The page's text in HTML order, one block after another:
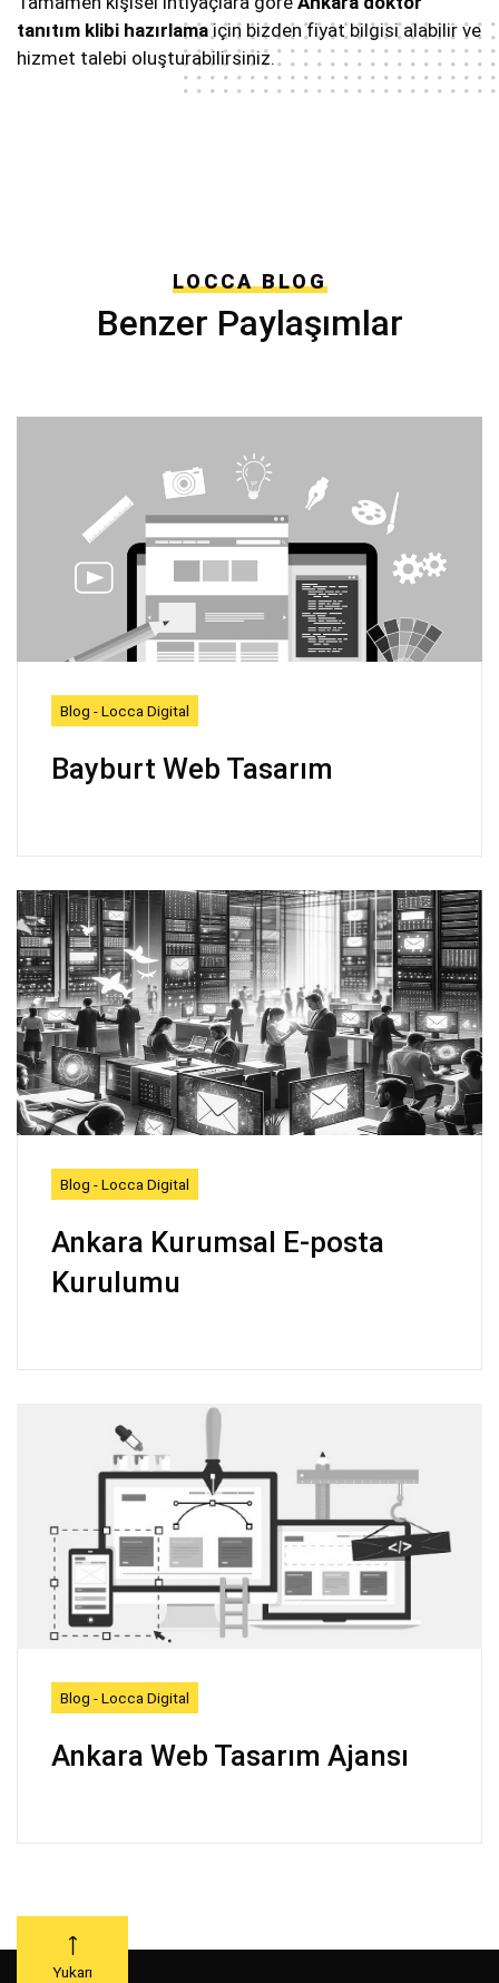
tanıtım klibi hazırlamaiçin bizden fiyat bilgisi alabilir ve
hizmet talebi oluşturabilirsiniz.
LOCCA BLOG
Benzer Paylaşımlar
Blog - Locca Digital
Bayburt Web Tasarım
Blog - Locca Digital
Ankara Kurumsal E-posta
Kurulumu
Blog - Locca Digital
Ankara Web Tasarım Ajansı
Yukarı